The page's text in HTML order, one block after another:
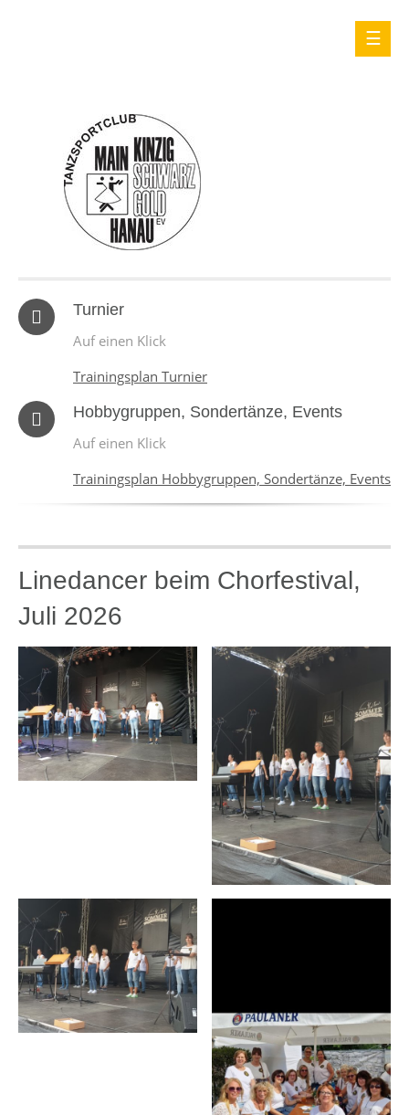
Turnier
Auf einen Klick
Trainingsplan Turnier
Hobbygruppen, Sondertänze, Events
Auf einen Klick
Trainingsplan Hobbygruppen, Sondertänze, Events
Linedancer beim Chorfestival,
Juli 2026